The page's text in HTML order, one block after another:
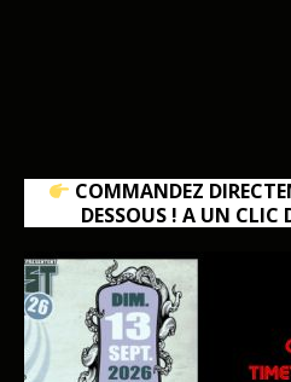
COMMANDEZ
DESSOUS ! A UN CLIC